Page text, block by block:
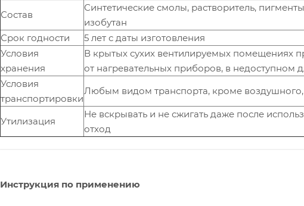
Состав
Синтетические смолы, растворитель,
изобутан
Срок годности
5 лет с даты изготовления
Условия
хранения
В крытых сухих вентилируемых помещениях
от нагревательных приборов, в недоступном
Условия
транспортировки
Любым видом транспорта, кроме воздушного,
Утилизация
Не вскрывать и не сжигать даже после
отход
Инструкция по применению